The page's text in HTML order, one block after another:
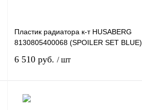
Пластик радиатора к-т HUSABERG
8130805400068 (SPOILER SET BLUE)
6 510 руб. / шт